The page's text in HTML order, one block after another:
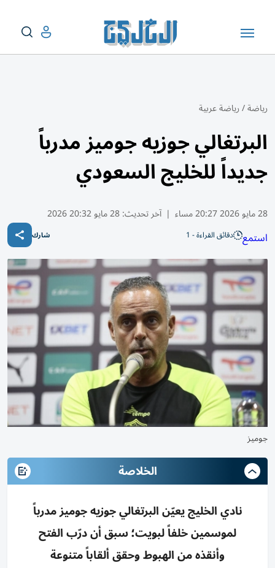
رياضة/رياضة عربية
البرتغالي جوزيه جوميز مدرباً
جديداً للخليج السعودي
28 مايو 2026 20:27 مساء | آخر تحديث:28 مايو 20:32 2026
استمع دقائق القراءة - 1 شارك
جوميز
الخلاصة
نادي الخليج يعيّن البرتغالي جوزيه جوميز مدرباً
لموسمين خلفاً لبويت؛ سبق أن درّب الفتح
وأنقذه من الهبوط وحقق ألقاباً متنوعة